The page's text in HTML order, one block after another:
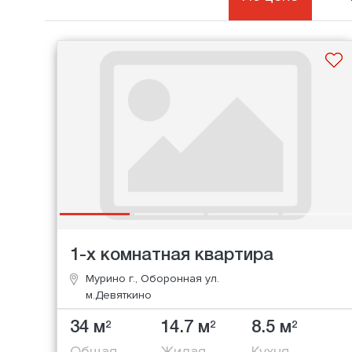
1-х комнатная квартира
Мурино г., Оборонная ул.
м.Девяткино
34 м2 14.7 м2 8.5 м2